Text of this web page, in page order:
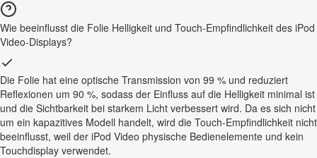
Wie beeinflusst die Folie Helligkeit und Touch-Empfindlichkeit des iPod
Video-Displays?
Die Folie hat eine optische Transmission von 99 % und reduziert
Reflexionen um 90 %, sodass der Einfluss auf die Helligkeit minimal ist
und die Sichtbarkeit bei starkem Licht verbessert wird. Da es sich nicht
um ein kapazitives Modell handelt, wird die Touch-Empfindlichkeit nicht
beeinflusst, weil der iPod Video physische Bedienelemente und kein
Touchdisplay verwendet.